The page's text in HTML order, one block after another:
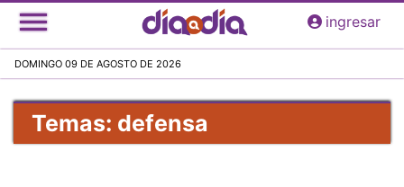
Pasar
al
principal
ingresar
DOMINGO 09 DE AGOSTO DE 2026
Temas: defensa